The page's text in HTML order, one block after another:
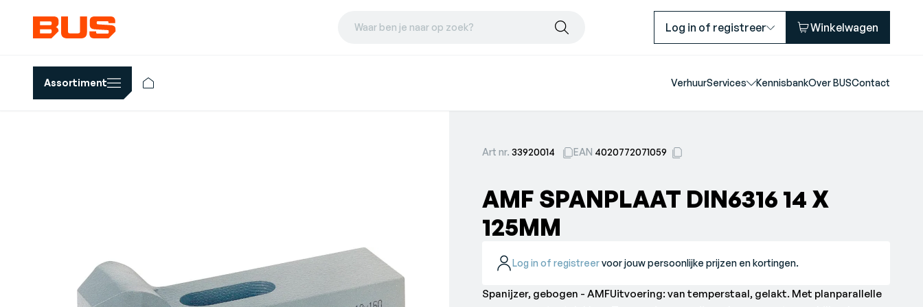
Waar ben je naar op zoek? Log in of registreer Winkelwagen
Assortiment VerhuurServices KennisbankOver BUSContact
Art nr.33920014 EAN 4020772071059
AMF SPANPLAAT DIN6316 14 X
125MM
Log in of registreervoor jouw persoonlijke prijzen en kortingen.
Spanijzer, gebogen - AMFUitvoering: van temperstaal, gelakt. Met planparallelle